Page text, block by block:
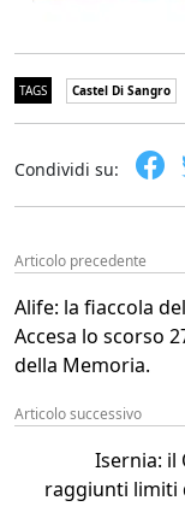
TAGS Castel Di Sangro
Condividi su:
Articolo precedente
Alife: la fiaccola
Accesa lo scorso
della Memoria.
Articolo successivo
Isernia: il
raggiunti limiti